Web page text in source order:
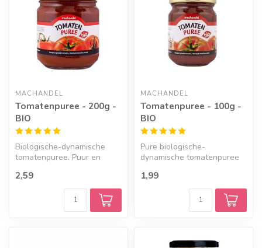
MACHANDEL
Tomatenpuree - 200g -
BIO
Biologische-dynamische
tomatenpuree. Puur en
2,59
MACHANDEL
Tomatenpuree - 100g -
BIO
Pure biologische-
dynamische tomatenpuree
1,99